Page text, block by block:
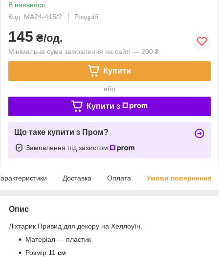
В наявності
Код: MA24-415/2
Роздріб
145 ₴/од.
Мінімальна сума замовлення на сайті — 200 ₴
Купити
або
Купити з
Що таке купити з Пром?
Замовлення під захистом
Доставка Оплата Умови повернення
Опис
Ліхтарик Привид для декору на Хеллоуїн.
Матеріал — пластик
Розмір 11 см